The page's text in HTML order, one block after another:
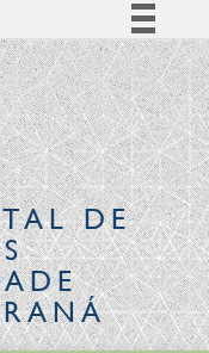
Simplifique!
Comunica BR
Participe
à informação
Legislação
CanaisDE